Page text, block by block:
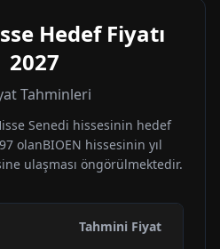
Hedef Fiyatı
2027
Tahminleri
Senedi hissesinin hedef
olanBIOEN hissesinin yıl
ulaşması öngörülmektedir.
Tahmini Fiyat